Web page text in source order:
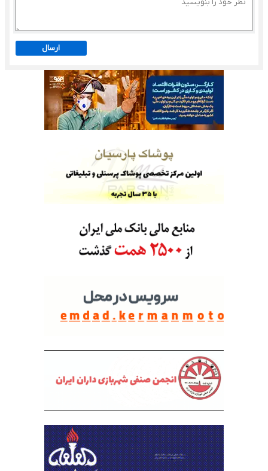
ارسال